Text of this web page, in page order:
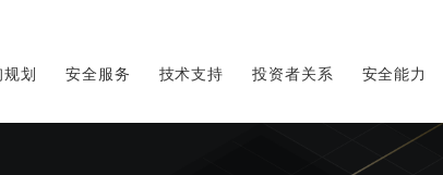
划 安全服务 技术支持 投资者关系 安全能力